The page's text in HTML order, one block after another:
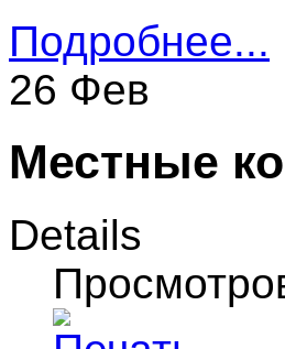
Подробнее...
26 Фев
Местные
Details